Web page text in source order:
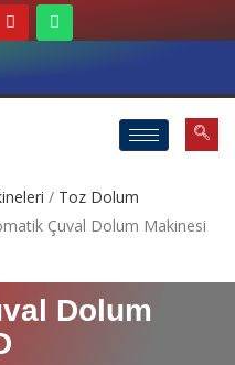
/ Toz Dolum
Çuval Dolum Makinesi
Dolum